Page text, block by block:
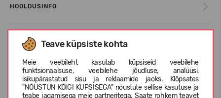
Teave küpsiste kohta
Meie veebileht kasutab küpsiseid veebilehe
funktsionaalsuse, veebilehe jõudluse, analüüsi,
isikupärastatud sisu ja reklaamide jaoks. Klõpsates
"NÕUSTUN KÕIGI KÜPSISEGA" nõustute sellise kasutuse ja
teabe jagamisega meie partneritega. Saate rohkem teavet
HOOLDUSINFO
INFORMATSIOON KOHTA CROCS™
KLIENTIDE ARVUSTUSED (21)